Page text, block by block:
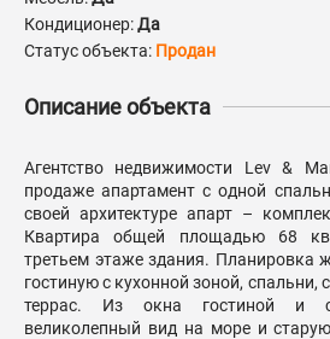
Кондиционер:Да
Статус объекта: Продан
Описание объекта
Агентство недвижимости Lev &
продаже апартамент с одной
своей архитектуре апарт –
Квартира общей площадью 68
третьем этаже здания. Планировка
гостиную с кухонной зоной, спальни,
террас. Из окна гостиной и
великолепный вид на море и